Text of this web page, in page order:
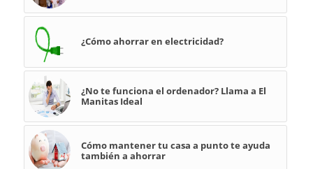
¿Cómo ahorrar en electricidad?
¿No te funciona el ordenador? Llama a El
Manitas Ideal
Cómo mantener tu casa a punto te ayuda
también a ahorrar